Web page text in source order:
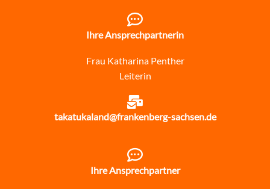
Ihre Ansprechpartnerin
Frau Katharina Penther
Leiterin
takatukaland@frankenberg-sachsen.de
Ihre Ansprechpartner